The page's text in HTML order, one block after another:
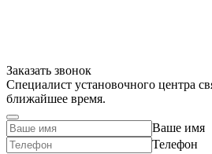
Заказать звонок
Специалист установочного центра
ближайшее время.
Ваше имя
Телефон